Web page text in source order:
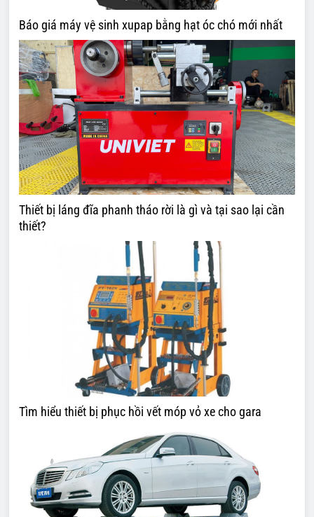
Báo giá máy vệ sinh xupap bằng hạt óc chó mới nhất
Thiết bị láng đĩa phanh tháo rời là gì và tại sao lại cần
thiết?
Tìm hiểu thiết bị phục hồi vết móp vỏ xe cho gara